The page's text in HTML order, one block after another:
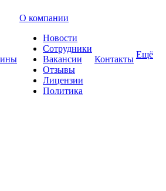
О компании
Новости
Сотрудники
Вакансии
Отзывы
Лицензии
Политика
Контакты Ещё